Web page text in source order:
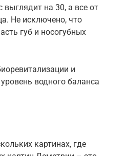
на 30, а все от
Не исключено, что
губ и носогубных
и
водного баланса
картинах, где